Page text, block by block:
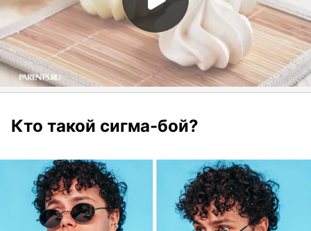
Кто такой сигма-бой?